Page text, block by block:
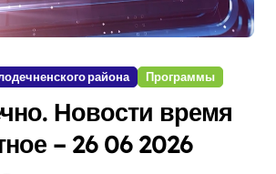
района Программы
Новости время
– 26 06 2026